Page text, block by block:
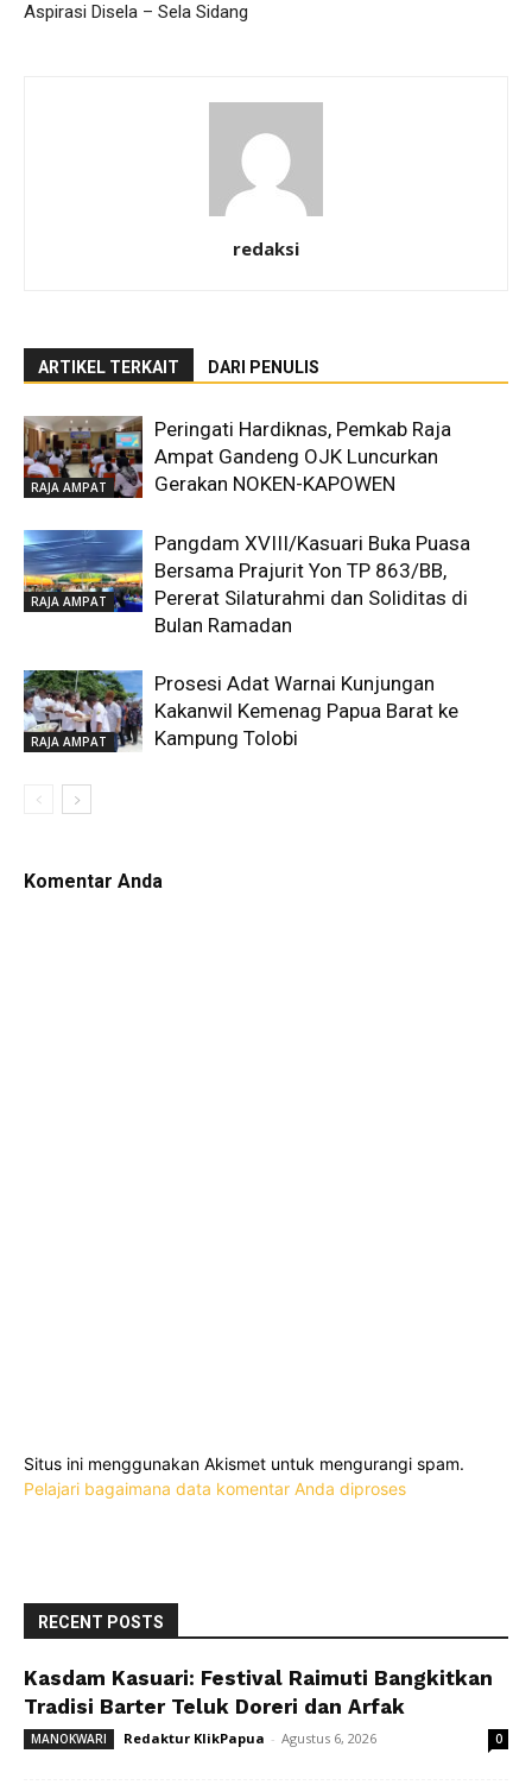
Aspirasi Disela – Sela Sidang
redaksi
ARTIKEL TERKAIT DARI PENULIS
RAJA AMPAT
Peringati Hardiknas, Pemkab Raja
Ampat Gandeng OJK Luncurkan
Gerakan NOKEN-KAPOWEN
RAJA AMPAT
Pangdam XVIII/Kasuari Buka Puasa
Bersama Prajurit Yon TP 863/BB,
Pererat Silaturahmi dan Soliditas di
Bulan Ramadan
RAJA AMPAT
Prosesi Adat Warnai Kunjungan
Kakanwil Kemenag Papua Barat ke
Kampung Tolobi
Komentar Anda
Situs ini menggunakan Akismet untuk mengurangi spam.
Pelajari bagaimana data komentar Anda diproses
RECENT POSTS
Kasdam Kasuari: Festival Raimuti Bangkitkan
Tradisi Barter Teluk Doreri dan Arfak
MANOKWARI Redaktur KlikPapua - Agustus 6, 2026 0